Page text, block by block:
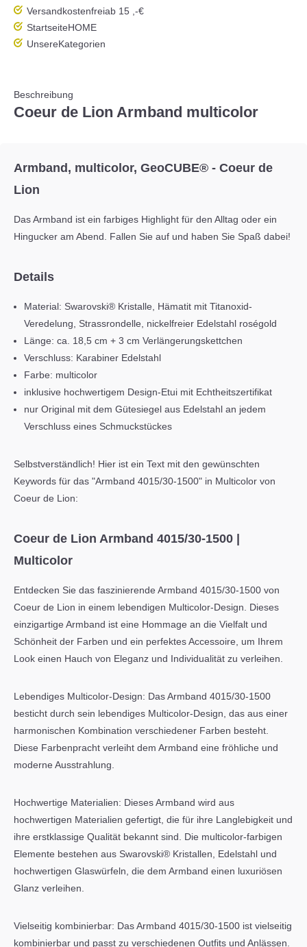
Versandkostenfreiab 15 ,-€
StartseiteHOME
UnsereKategorien
Beschreibung
Coeur de Lion Armband multicolor
Armband, multicolor, GeoCUBE® - Coeur de
Lion
Das Armband ist ein farbiges Highlight für den Alltag oder ein
Hingucker am Abend. Fallen Sie auf und haben Sie Spaß dabei!
Details
Material: Swarovski® Kristalle, Hämatit mit Titanoxid-
Veredelung, Strassrondelle, nickelfreier Edelstahl roségold
Länge: ca. 18,5 cm + 3 cm Verlängerungskettchen
Verschluss: Karabiner Edelstahl
Farbe: multicolor
inklusive hochwertigem Design-Etui mit Echtheitszertifikat
nur Original mit dem Gütesiegel aus Edelstahl an jedem
Verschluss eines Schmuckstückes
Selbstverständlich! Hier ist ein Text mit den gewünschten
Keywords für das "Armband 4015/30-1500" in Multicolor von
Coeur de Lion:
Coeur de Lion Armband 4015/30-1500 |
Multicolor
Entdecken Sie das faszinierende Armband 4015/30-1500 von
Coeur de Lion in einem lebendigen Multicolor-Design. Dieses
einzigartige Armband ist eine Hommage an die Vielfalt und
Schönheit der Farben und ein perfektes Accessoire, um Ihrem
Look einen Hauch von Eleganz und Individualität zu verleihen.
Lebendiges Multicolor-Design: Das Armband 4015/30-1500
besticht durch sein lebendiges Multicolor-Design, das aus einer
harmonischen Kombination verschiedener Farben besteht.
Diese Farbenpracht verleiht dem Armband eine fröhliche und
moderne Ausstrahlung.
Hochwertige Materialien: Dieses Armband wird aus
hochwertigen Materialien gefertigt, die für ihre Langlebigkeit und
ihre erstklassige Qualität bekannt sind. Die multicolor-farbigen
Elemente bestehen aus Swarovski® Kristallen, Edelstahl und
hochwertigen Glaswürfeln, die dem Armband einen luxuriösen
Glanz verleihen.
Vielseitig kombinierbar: Das Armband 4015/30-1500 ist vielseitig
kombinierbar und passt zu verschiedenen Outfits und Anlässen.